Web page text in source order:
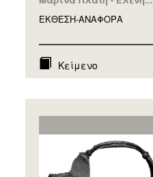
ΕΚΘΕΣΗ-ΑΝΑΦΟΡA
Κείμενο